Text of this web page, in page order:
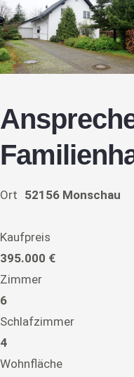
Ort 52156 Monschau
Kaufpreis
395.000 €
Zimmer
6
Schlafzimmer
4
Wohnfläche